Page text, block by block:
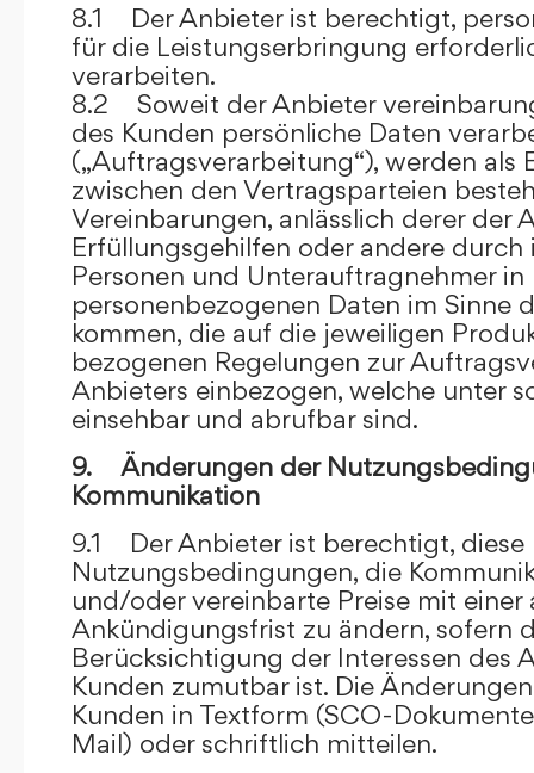
8.1 Der Anbieter ist berechtigt,
für die Leistungserbringung
verarbeiten.
8.2 Soweit der Anbieter
des Kunden persönliche Daten
(„Auftragsverarbeitung“), werden als
zwischen den Vertragsparteien
Vereinbarungen, anlässlich derer der
Erfüllungsgehilfen oder andere
Personen und Unterauftragnehmer
personenbezogenen Daten im Sinne
kommen, die auf die jeweiligen
bezogenen Regelungen zur
Anbieters einbezogen, welche unter
einsehbar und abrufbar sind.
9. Änderungen der
Kommunikation
9.1 Der Anbieter ist berechtigt, diese
Nutzungsbedingungen, die
und/oder vereinbarte Preise mit einer
Ankündigungsfrist zu ändern, sofern
Berücksichtigung der Interessen des
Kunden zumutbar ist. Die
Kunden in Textform (SCO-
Mail) oder schriftlich mitteilen.